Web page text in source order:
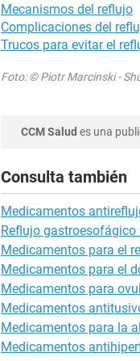
Mecanismos del reflujo
Complicaciones del
Trucos para evitar el
Foto: © Piotr Marcinski -
CCM Salud es una
Consulta también
Medicamentos
Reflujo
Medicamentos para el
Medicamentos para el
Medicamentos para
Medicamentos
Medicamentos para la
Medicamentos